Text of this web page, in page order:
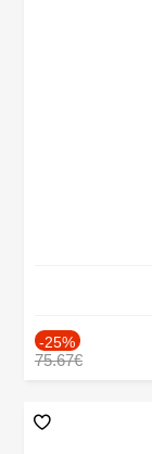
-25%
75.67€